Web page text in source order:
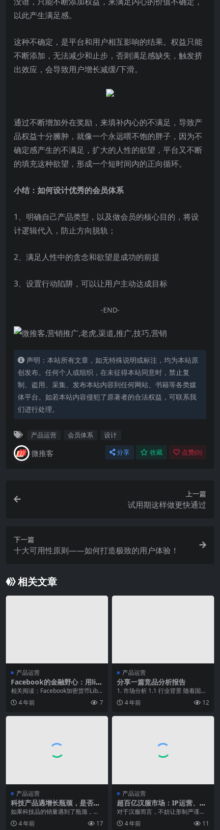
以此产生满足感。
这种不确定，是平台和用户相互影响的结果。权益只能
不断添加，无法减少和止步，否则满足感缺失，触发挤
出效应，会导致用户增长减缓/下滑。
通过不断增加外在奖励，来填补内心的不满足，导致产
品权益十分臃肿，就像一个永远喂不饱的胖子，因为不
确定感产生的不满足，扩大的人性的欲望，平台又不断
的填充这种欲望，形成一个短时间内的正向循环。
小结：如何设计优秀的会员体系
1、明确自己产品类型，以及做会员的核心目的，将设
计逻辑代入，防止方向脱轨；
2、满足人性中的贪念和欲望是成功的前提
3、设置行动陷阱，可以让用户主动达成目标
-END-
声明：本站所有文章，如无特殊说明或标注，均为本站原
创发布。任何个人或组织，在未征得本站同意时，禁止复
制、盗用、采集、发布本站内容到任何网站、书籍等各类媒
体平台。如若本站内容侵犯了原著者的合法权益，可联系我
们进行处理。
产品运营 会员体系 设计
微推客 分享 收藏 点赞(0)
上一篇
试用期这样做更快通过
下一篇
十大可用性原则——如何打造极致的用户体验！
相关文章
产品运营
Facebook的金融野心：用libr
a构建全球化货币
相关阅读：Facebook加密货币Libr
a白皮书（中英文对照） \”...
4 年前 7
产品运营
分享一篇竞品分析报告
1. 市场分析 1.1 行业背景 随着国内
经济的发展，中国消费市场进入新
一轮消费...
4 年前 12
产品运营
科技产品遇增长瓶颈，是否可
借营销发力？
如果科技品的销量遇到了瓶颈，产
品究竟该重新定义、功能改进还是
营销发力？ 科技产品...
4 年前 17
产品运营
超百亿汉服市场：IP运营、低
价抢客、国潮进阶
对于汉服而言，不妨让形制严谨，
版型优秀的汉服礼服成为汉民族重
要传统节日和礼仪场合...
4 年前 11